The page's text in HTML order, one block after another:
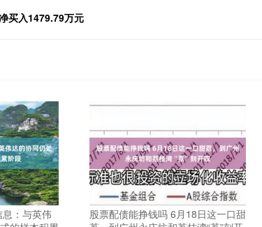
买入1479.79万元
：与英伟
股票配债能挣钱吗 6月18日这一口甜